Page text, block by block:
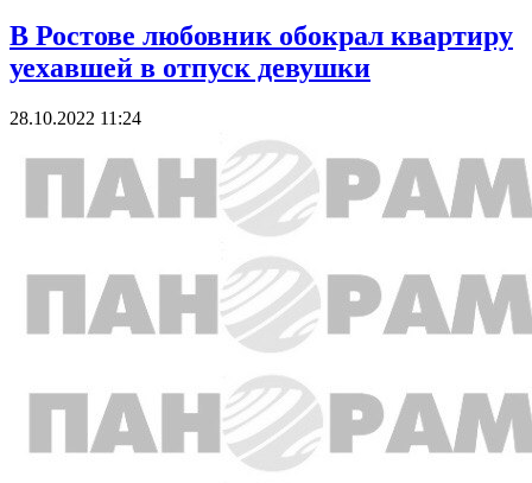
В Ростове любовник обокрал квартиру
уехавшей в отпуск девушки
28.10.2022 11:24